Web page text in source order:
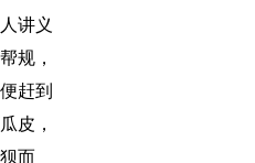
讲义
规，
赶到
皮，
而